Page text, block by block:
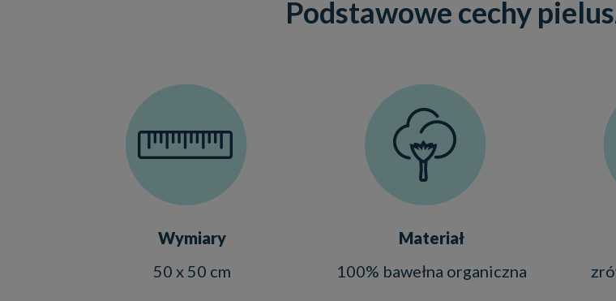
Podstawowe cechy
Wymiary
50 x 50 cm
Materiał
100% bawełna organiczna